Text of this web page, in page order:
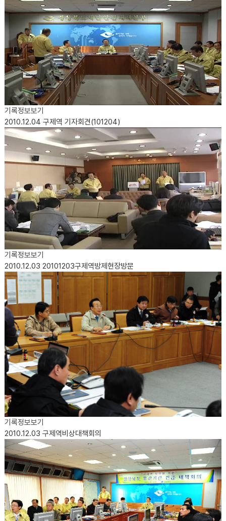
기록정보보기
2010.12.04 구제역 기자회견(101204)
기록정보보기
2010.12.03 20101203구제역방제현장방문
기록정보보기
2010.12.03 구제역비상대책회의